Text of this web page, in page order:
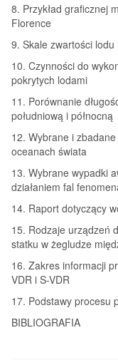
8. Przykład graficznej
Florence
9. Skale zwartości
10. Czynności do
pokrytych lodami
11. Porównanie
południową i północną
12. Wybrane i
oceanach świata
13. Wybrane wypadki
działaniem fal
14. Raport dotyczący
15. Rodzaje urządzeń
statku w żegludze
16. Zakres informacji
VDR i S-VDR
17. Podstawy procesu
BIBLIOGRAFIA